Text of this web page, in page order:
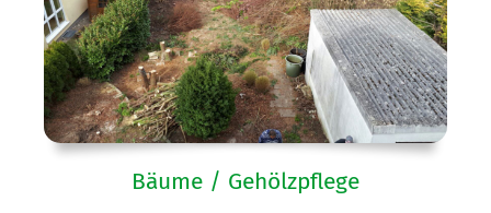
Bäume / Gehölzpflege